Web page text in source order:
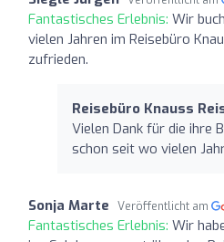
Fantastisches Erlebnis: Wir
vielen Jahren im Reisebüro
zufrieden.
Reisebüro Knauss
Vielen Dank für die ihre
schon seit wo vielen
Sonja Marte Veröffentlicht am
Fantastisches Erlebnis: Wir